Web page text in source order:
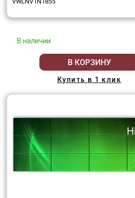
В наличии
В КОРЗИНУ
Купить в 1 клик